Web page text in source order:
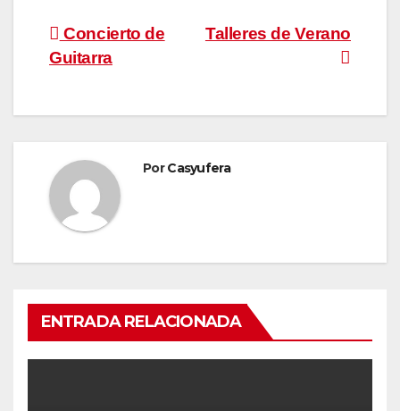
Navegación
de
entradas
Talleres de Verano
Concierto de
Guitarra
PorCasyufera
ENTRADA RELACIONADA